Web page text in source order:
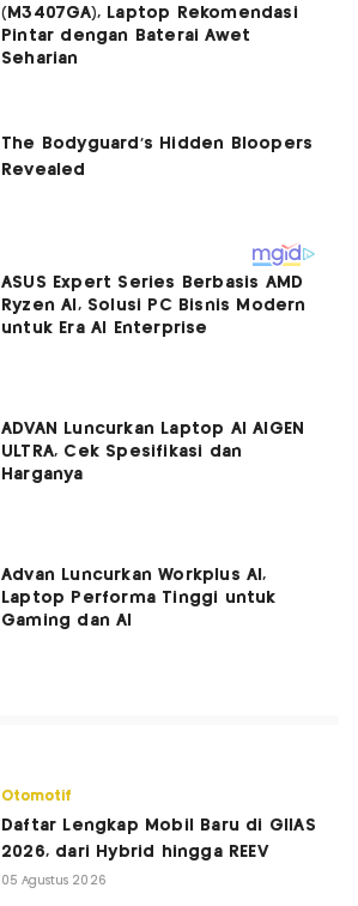
(M3407GA), Laptop Rekomendasi
Pintar dengan Baterai Awet
Seharian
ASUS Expert Series Berbasis AMD
Ryzen AI, Solusi PC Bisnis Modern
untuk Era AI Enterprise
ADVAN Luncurkan Laptop AI AIGEN
ULTRA, Cek Spesifikasi dan
Harganya
Advan Luncurkan Workplus AI,
Laptop Performa Tinggi untuk
Gaming dan AI
Otomotif
Daftar Lengkap Mobil Baru di GIIAS
2026, dari Hybrid hingga REEV
05 Agustus 2026